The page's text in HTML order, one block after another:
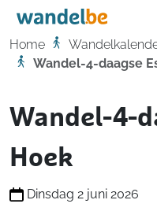
Home
Home
Wandel-4-daagse
Wandel-4-
Hoek
Dinsdag 2 juni 2026